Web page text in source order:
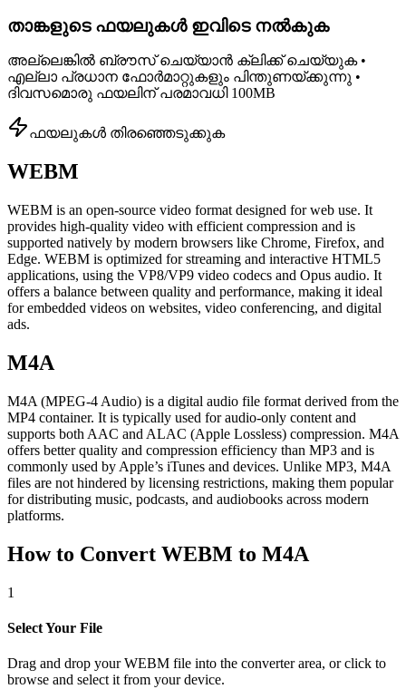
താങ്കളുടെ ഫയലുകൾ ഇവിടെ നൽകുക
അല്ലെങ്കിൽ ബ്രൗസ് ചെയ്യാൻ ക്ലിക്ക് ചെയ്യുക •
എല്ലാ പ്രധാന ഫോർമാറ്റുകളും പിന്തുണയ്ക്കുന്നു •
ദിവസമൊരു ഫയലിന് പരമാവധി 100MB
ഫയലുകൾ തിരഞ്ഞെടുക്കുക
WEBM
WEBM is an open-source video format designed for web use. It
provides high-quality video with efficient compression and is
supported natively by modern browsers like Chrome, Firefox, and
Edge. WEBM is optimized for streaming and interactive HTML5
applications, using the VP8/VP9 video codecs and Opus audio. It
offers a balance between quality and performance, making it ideal
for embedded videos on websites, video conferencing, and digital
ads.
M4A
M4A (MPEG-4 Audio) is a digital audio file format derived from the
MP4 container. It is typically used for audio-only content and
supports both AAC and ALAC (Apple Lossless) compression. M4A
offers better quality and compression efficiency than MP3 and is
commonly used by Apple’s iTunes and devices. Unlike MP3, M4A
files are not hindered by licensing restrictions, making them popular
for distributing music, podcasts, and audiobooks across modern
platforms.
How to Convert WEBM to M4A
1
Select Your File
Drag and drop your WEBM file into the converter area, or click to
browse and select it from your device.